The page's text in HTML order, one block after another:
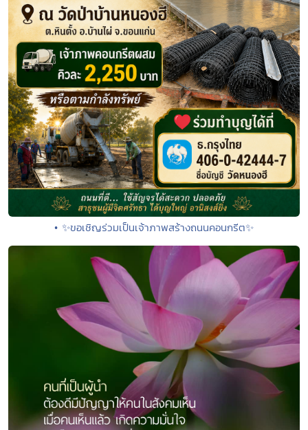
• ✨ขอเชิญร่วมเป็นเจ้าภาพสร้างถนนคอนกรีต✨